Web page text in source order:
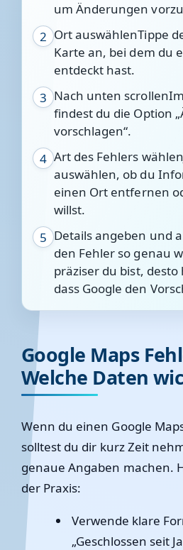
um Änderungen
2 Ort auswählenTippe
Karte an, bei dem du
entdeckt hast.
3 Nach unten
findest du die Option
vorschlagen“.
4 Art des Fehlers
auswählen, ob du
einen Ort entfernen
willst.
5 Details angeben und
den Fehler so genau
präziser du bist,
dass Google den
Google Maps
Welche Daten
Wenn du einen Google
solltest du dir kurz Zeit
genaue Angaben machen.
der Praxis:
Verwende klare
„Geschlossen seit